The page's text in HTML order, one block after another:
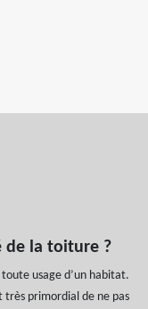
de la toiture ?
usage d’un habitat.
très primordial de ne pas